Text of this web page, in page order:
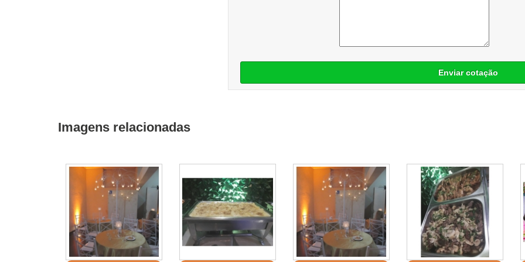
Enviar cotação
Imagens relacionadas